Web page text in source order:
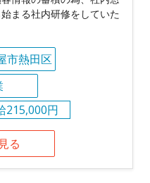
まる社内研修をしていた
市熱田区
215,000円
る